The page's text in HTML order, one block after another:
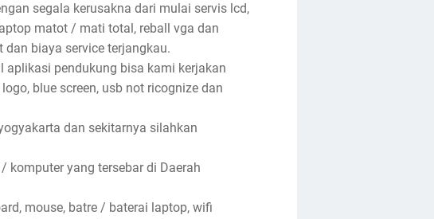
segala kerusakna dari mulai servis lcd,
matot / mati total, reball vga dan
biaya service terjangkau.
pendukung bisa kami kerjakan
blue screen, usb not ricognize dan
dan sekitarnya silahkan
yang tersebar di Daerah
mouse, batre / baterai laptop, wifi